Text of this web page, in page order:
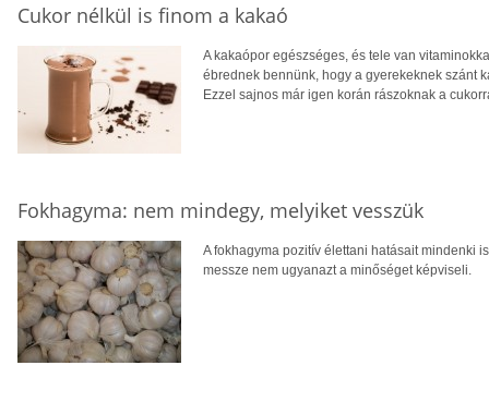
Cukor nélkül is finom a kakaó
A kakaópor egészséges, és tele van
ébrednek bennünk, hogy a gyerekeknek szánt
Ezzel sajnos már igen korán rászoknak a
Fokhagyma: nem mindegy, melyiket vesszük
A fokhagyma pozitív élettani hatásait mindenki
messze nem ugyanazt a minőséget képviseli.